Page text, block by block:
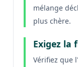
mélange
plus chère.
Exigez la
Vérifiez que